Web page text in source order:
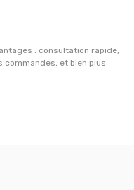
: consultation rapide,
et bien plus